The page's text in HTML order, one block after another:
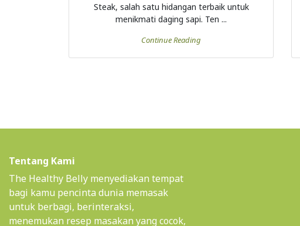
Steak, salah satu hidangan terbaik untuk
menikmati daging sapi. Ten ...
Continue Reading
Tentang Kami
The Healthy Belly menyediakan tempat
bagi kamu pencinta dunia memasak
untuk berbagi, berinteraksi,
menemukan resep masakan yang cocok,